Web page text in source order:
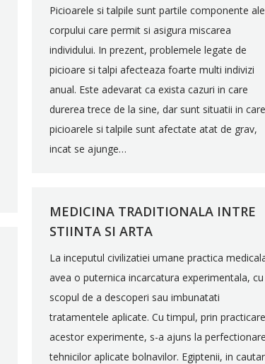
Picioarele si talpile sunt partile componente ale
corpului care permit si asigura miscarea
individului. In prezent, problemele legate de
picioare si talpi afecteaza foarte multi indivizi
anual. Este adevarat ca exista cazuri in care
durerea trece de la sine, dar sunt situatii in care
picioarele si talpile sunt afectate atat de grav,
incat se ajunge…
MEDICINA TRADITIONALA INTRE
STIINTA SI ARTA
La inceputul civilizatiei umane practica
avea o puternica incarcatura experimentala, cu
scopul de a descoperi sau imbunatati
tratamentele aplicate. Cu timpul, prin
acestor experimente, s-a ajuns la
tehnicilor aplicate bolnavilor. Egiptenii, in